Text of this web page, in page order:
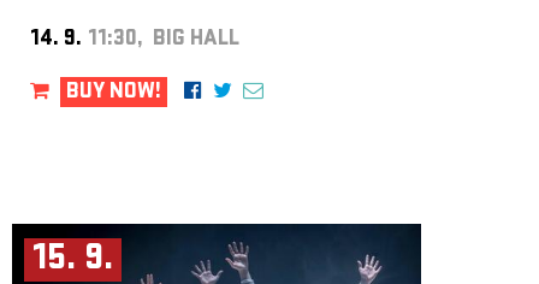
14. 9. 11:30, BIG HALL
BUY NOW!
15. 9.